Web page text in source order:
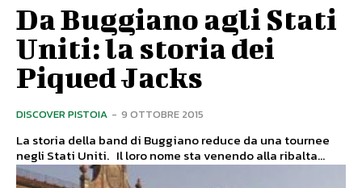
Da Buggiano agli Stati
Uniti: la storia dei
Piqued Jacks
DISCOVER PISTOIA - 9 OTTOBRE 2015
La storia della band di Buggiano reduce da una tournee
negli Stati Uniti. Il loro nome sta venendo alla ribalta...